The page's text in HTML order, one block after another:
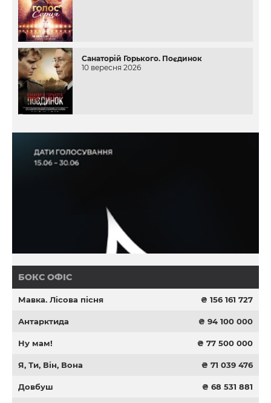
Санаторій Горького. Поєдинок
10 вересня 2026
БОКС ОФІС
Мавка. Лісова пісня ₴ 156 161 727
Антарктида ₴ 94 100 000
Ну мам! ₴ 77 500 000
Я, Ти, Він, Вона ₴ 71 039 476
Довбуш ₴ 68 531 881